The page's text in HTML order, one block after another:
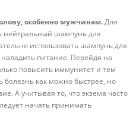
особенно мужчинам.Для
нейтральный шампунь для
использовать шампунь для
питание. Перейдя на
повысить иммунитет и тем
как можно быстрее, но
А учитывая то, что экзема часто
начать принимать